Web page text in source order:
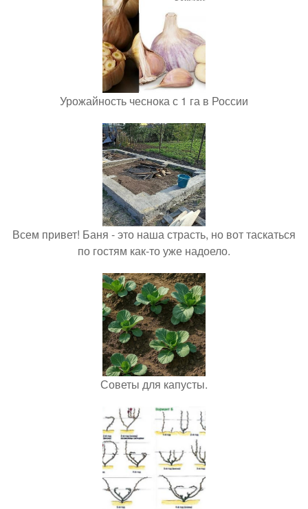
Урожайность чеснока с 1 га в России
Всем привет! Баня - это наша страсть, но вот таскаться
по гостям как-то уже надоело.
Советы для капусты.